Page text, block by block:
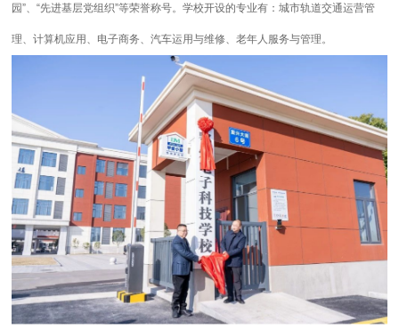
园”、“先进基层党组织”等荣誉称号。学校开设的专业有：城市轨道交通运营管
理、计算机应用、电子商务、汽车运用与维修、老年人服务与管理。